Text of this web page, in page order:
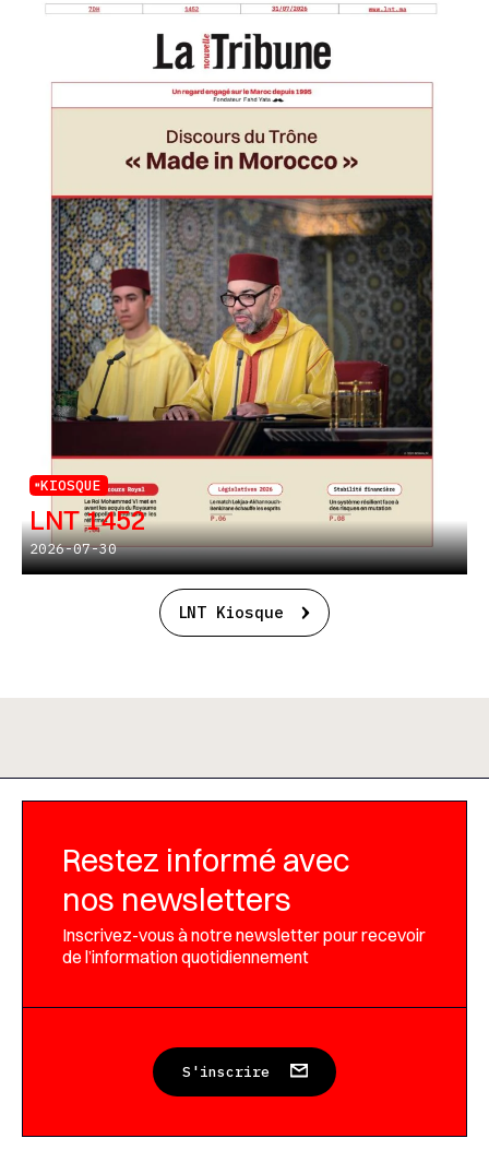
KIOSQUE
LNT 1452
2026-07-30
LNT Kiosque
Restez informé avec
nos newsletters
Inscrivez-vous à notre newsletter pour recevoir
de l’information quotidiennement
S'inscrire